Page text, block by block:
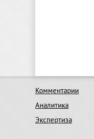
Комментарии
Аналитика
Экспертиза